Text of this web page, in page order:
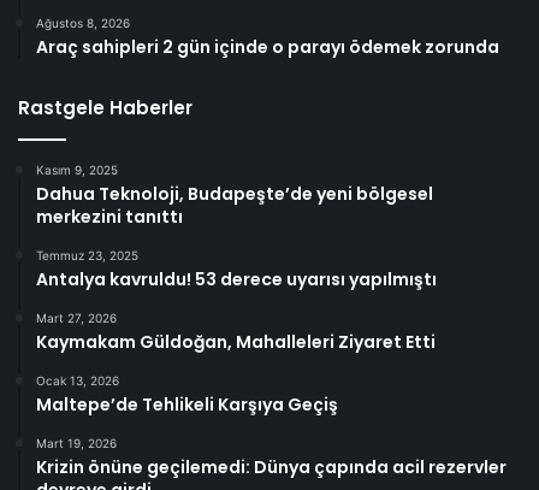
Ağustos 8, 2026
Araç sahipleri 2 gün içinde o parayı ödemek zorunda
Rastgele Haberler
Kasım 9, 2025
Dahua Teknoloji, Budapeşte’de yeni bölgesel
merkezini tanıttı
Temmuz 23, 2025
Antalya kavruldu! 53 derece uyarısı yapılmıştı
Mart 27, 2026
Kaymakam Güldoğan, Mahalleleri Ziyaret Etti
Ocak 13, 2026
Maltepe’de Tehlikeli Karşıya Geçiş
Mart 19, 2026
Krizin önüne geçilemedi: Dünya çapında acil rezervler